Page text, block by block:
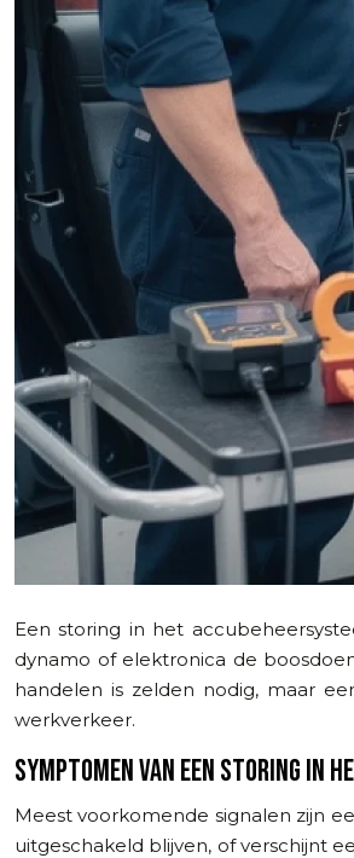
Een storing in het
dynamo of elektronica de
handelen is zelden nodig, maar
werkverkeer.
SYMPTOMEN VAN EEN STORING IN
Meest voorkomende signalen zijn
uitgeschakeld blijven, of verschijnt